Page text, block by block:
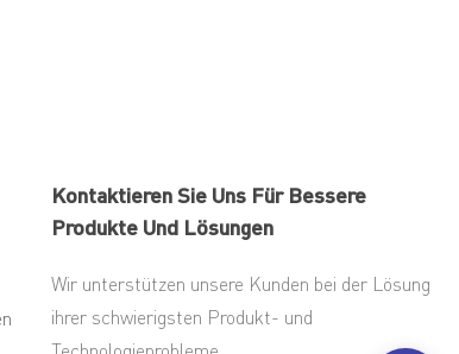
Kontaktieren Sie Uns Für Bessere
Produkte Und Lösungen
Wir unterstützen unsere Kunden bei der Lösung
ihrer schwierigsten Produkt- und